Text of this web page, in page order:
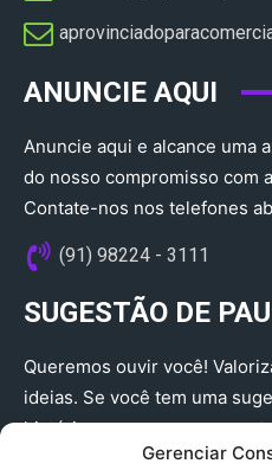
Gerenciar
ANUNCIE AQUI
Anuncie aqui e alcance uma
do nosso compromisso com
Contate-nos nos telefones
(91) 98224 - 3111
SUGESTÃO DE
Queremos ouvir você!
ideias. Se você tem uma
história que merece ser